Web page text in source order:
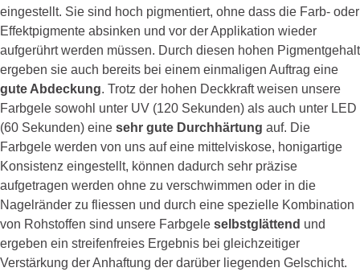
eingestellt. Sie sind hoch pigmentiert, ohne dass die Farb- oder
Effektpigmente absinken und vor der Applikation wieder
aufgerührt werden müssen. Durch diesen hohen Pigmentgehalt
ergeben sie auch bereits bei einem einmaligen Auftrag eine
gute Abdeckung. Trotz der hohen Deckkraft weisen unsere
Farbgele sowohl unter UV (120 Sekunden) als auch unter LED
(60 Sekunden) eine sehr gute Durchhärtung auf. Die
Farbgele werden von uns auf eine mittelviskose, honigartige
Konsistenz eingestellt, können dadurch sehr präzise
aufgetragen werden ohne zu verschwimmen oder in die
Nagelränder zu fliessen und durch eine spezielle Kombination
von Rohstoffen sind unsere Farbgele selbstglättend und
ergeben ein streifenfreies Ergebnis bei gleichzeitiger
Verstärkung der Anhaftung der darüber liegenden Gelschicht.